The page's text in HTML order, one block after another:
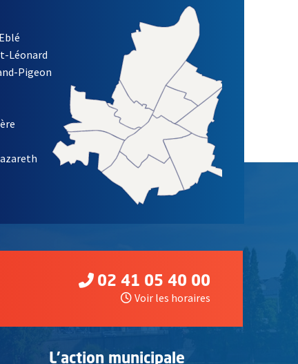
D'INFORMATION DE LA VILLE D'ANGERS
Léonard
Pigeon
02 41 05 40 00
Voir les horaires
L'action municipale